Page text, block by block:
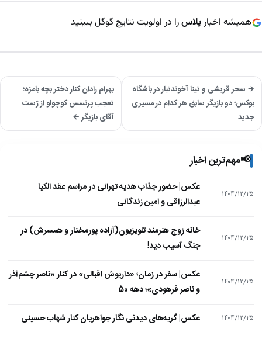
همیشه اخبارپلاسرا در اولویت نتایج گوگل ببینید
→ سحر قریشی و تینا آخوندتبار در باشگاه
بوکس؛ دو بازیگر سابق هر کدام در مسیری
جدید
بهرام رادان کنار دختر بچه بامزه؛
تعجب پرنسس کوچولو از ژست
آقای بازیگر ←
📢مهم‌ترین اخبار
۱۴۰۴/۱۲/۲۵
عکس| حضور جذاب هدیه تهرانی در مراسم عقد الکیا
عبدالرزاقی و امین زندگانی
۱۴۰۴/۱۲/۲۵
خانه زوج هنرمند تلویزیون(آزاده پورمختار و همسرش) در
جنگ آسیب دید!
۱۴۰۴/۱۲/۲۵
عکس| سفر در زمان؛ «داریوش اقبالی» در کنار «ناصر چشم‌آذر
و ناصر فرهودی»؛ دهه 50
۱۴۰۴/۱۲/۲۵ عکس| گریه‌های دیدنی نگار جواهریان کنار شهاب حسینی